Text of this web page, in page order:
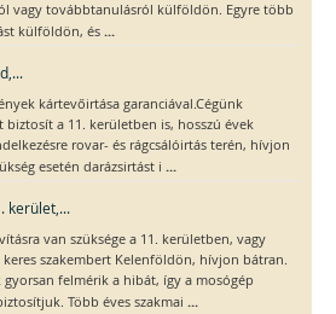
vagy továbbtanulásról külföldön. Egyre több
külföldön, és ...
kártevőirtása garanciával.Cégünk
biztosít a 11. kerületben is, hosszú évek
rovar- és rágcsálóirtás terén, hívjon
esetén darázsirtást i ...
kerület,...
van szüksége a 11. kerületben, vagy
szakembert Kelenföldön, hívjon bátran.
gyorsan felmérik a hibát, így a mosógép
Több éves szakmai ...